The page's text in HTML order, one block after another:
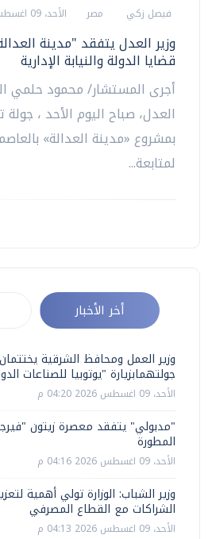
فيصل زكي مصر الأحد، 09 اغسطس 2026 03:40 م
وزير العدل يتفقد "مدينة
قضايا الدولة والنيابة الإدارية
أجرى المستشار/ محمود حلمي
العدل، صباح اليوم الأحد ،
بمشروع «مدينة العدالة»
لمتابعة...
أخر الأخبار
وزير العمل ومحافظ الشرقية يختتمان
جولتهمابزيارة "يوتوبيا للصناعات
الأحد، 09 اغسطس 2026 04:20 م
"مدبولي" يتفقد معصرة زيتون
المطورة
الأحد، 09 اغسطس 2026 04:16 م
وزير الشباب: الوزارة تولي أهمية
الشراكات مع القطاع المصرفي
الأحد، 09 اغسطس 2026 04:13 م